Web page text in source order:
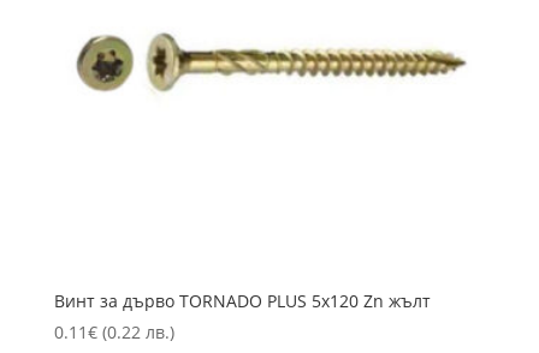
Винт за дърво TORNADO PLUS 5х120 Zn жълт
0.11€ (0.22 лв.)